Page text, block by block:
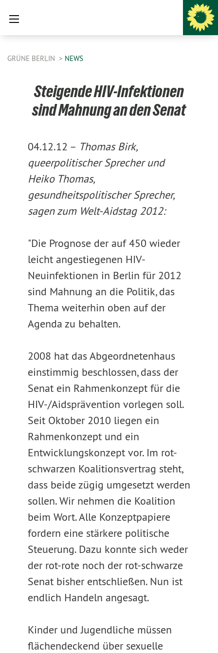
GRÜNE BERLIN NEWS
Steigende HIV-Infektionen
sind Mahnung an den Senat
04.12.12 – Thomas Birk,
queerpolitischer Sprecher und
Heiko Thomas,
gesundheitspolitischer Sprecher,
sagen zum Welt-Aidstag 2012:
"Die Prognose der auf 450 wieder
leicht angestiegenen HIV-
Neuinfektionen in Berlin für 2012
sind Mahnung an die Politik, das
Thema weiterhin oben auf der
Agenda zu behalten.
2008 hat das Abgeordnetenhaus
einstimmig beschlossen, dass der
Senat ein Rahmenkonzept für die
HIV-/Aidsprävention vorlegen soll.
Seit Oktober 2010 liegen ein
Rahmenkonzept und ein
Entwicklungskonzept vor. Im rot-
schwarzen Koalitionsvertrag steht,
dass beide zügig umgesetzt werden
sollen. Wir nehmen die Koalition
beim Wort. Alle Konzeptpapiere
fordern eine stärkere politische
Steuerung. Dazu konnte sich weder
der rot-rote noch der rot-schwarze
Senat bisher entschließen. Nun ist
endlich Handeln angesagt.
Kinder und Jugendliche müssen
flächendeckend über sexuelle